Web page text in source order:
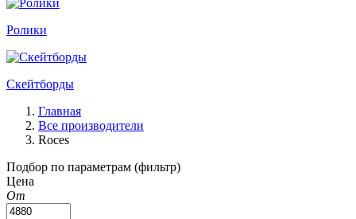
Ролики
Скейтборды
Главная
Все производители
Roces
Подбор по параметрам (фильтр)
Цена
От